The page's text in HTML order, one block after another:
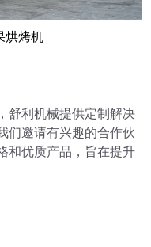
烘烤机
舒利机械提供定制解决
们邀请有兴趣的合作伙
和优质产品，旨在提升